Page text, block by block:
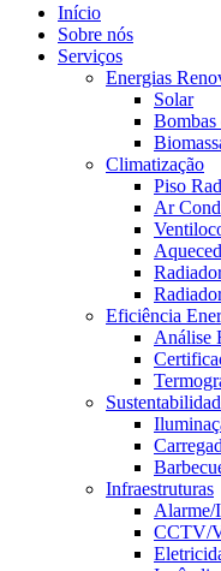
Início
Sobre nós
Serviços
Energias
Solar
Bombas
Climatização
Piso
Ar
Eficiência
Análise
Infraestruturas
Alarme/
CCTV/